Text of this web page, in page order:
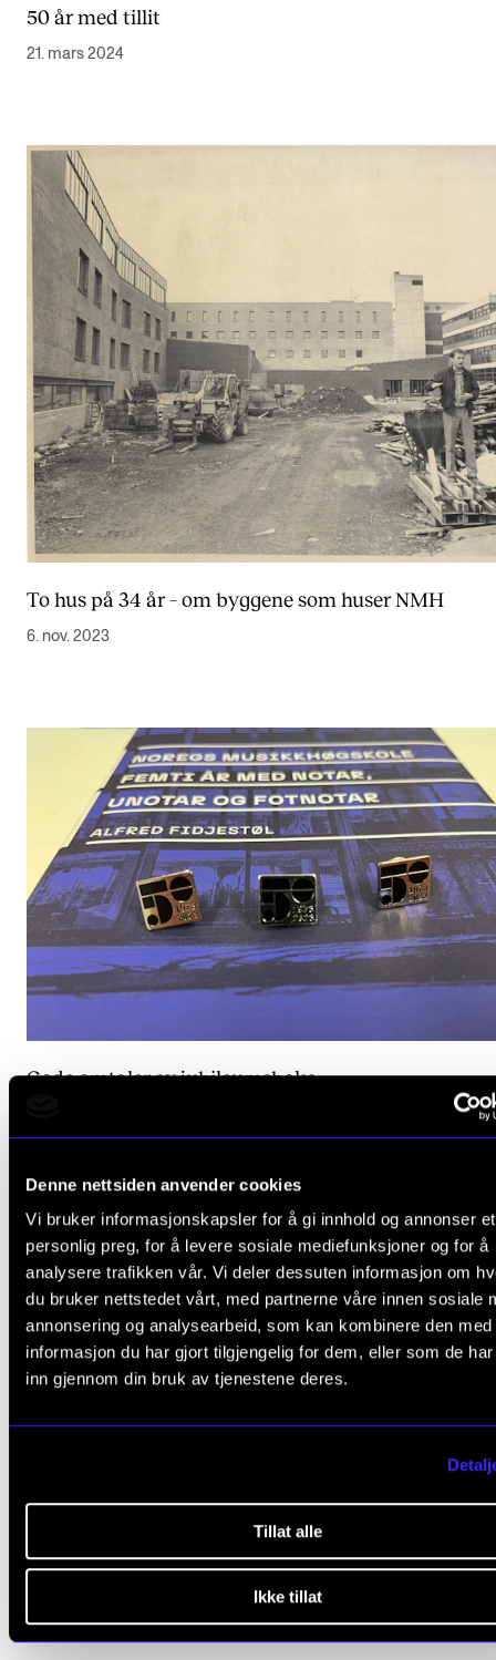
Denne nettsiden anvender cookies
Vi bruker informasjonskapsler for å gi innhold og annonser et
personlig preg, for å levere sosiale mediefunksjoner og for å
analysere trafikken vår. Vi deler dessuten informasjon om
du bruker nettstedet vårt, med partnerne våre innen sosiale
annonsering og analysearbeid, som kan kombinere den med
informasjon du har gjort tilgjengelig for dem, eller som de
inn gjennom din bruk av tjenestene deres.
Tillat alle
Ikke tillat
Digitale ressurser for undervisning
FORSKNING OG UTVIKLINGSARBEID
Om FoU på NMH
Livet rundt FoU
For ph.d.-programmet i kunstnerisk utviklingsarbeid
For ph.d.-programmet i musikkforskning
Forskningsetikk
KONSERTER OG ARRANGEMENTER
Arrangementer for ansatte
Gjennomføre konserter og arrangementer
ORGANISASJON
Aktuelle saker
Organisering av NMH
Biblioteket
Utvalg og komitéer
Strategier, planer og rapporter
Hvem gjør hva i administrasjonen
50 år med tillit
21. mars 2024
To hus på 34 år – om byggene som huser NMH
6. nov. 2023
Gode omtaler av jubileumsboka
7. sep. 2023